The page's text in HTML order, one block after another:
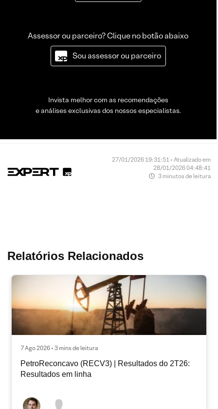
Assessor ou parceiro? Clique no botão abaixo
Sou assessor ou parceiro
Invista melhor com as recomendações
e análises exclusivas dos nossos especialistas.
27/01/2026 19:31:51 • Atualizado em
28/01/2026 04:48:41
3 minutos de leitura
Relatórios Relacionados
7 Ago 2026 • 3 mins de leitura
PetroReconcavo (RECV3) | Resultados do 2T26:
Resultados em linha